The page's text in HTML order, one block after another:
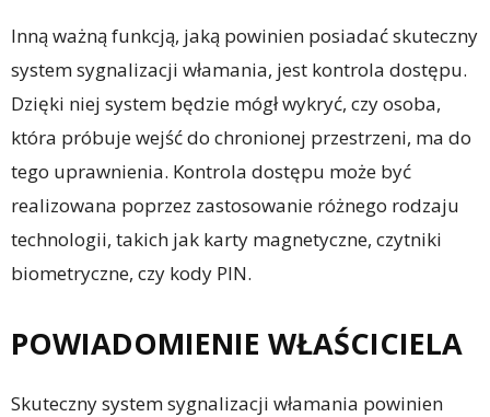
Inną ważną funkcją, jaką powinien posiadać skuteczny
system sygnalizacji włamania, jest kontrola dostępu.
Dzięki niej system będzie mógł wykryć, czy osoba,
która próbuje wejść do chronionej przestrzeni, ma do
tego uprawnienia. Kontrola dostępu może być
realizowana poprzez zastosowanie różnego rodzaju
technologii, takich jak karty magnetyczne, czytniki
biometryczne, czy kody PIN.
POWIADOMIENIE WŁAŚCICIELA
Skuteczny system sygnalizacji włamania powinien